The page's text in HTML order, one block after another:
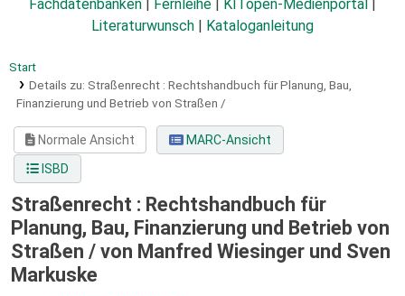
Fachdatenbanken
Fernleihe KITopen-Medienportal
Literaturwunsch
Kataloganleitung
Start
Details zu: Straßenrecht : Rechtshandbuch für Planung, Bau,
Finanzierung und Betrieb von Straßen /
Normale Ansicht
MARC-Ansicht
ISBD
Straßenrecht : Rechtshandbuch für
Planung, Bau, Finanzierung und Betrieb von
Straßen / von Manfred Wiesinger und Sven
Markuske